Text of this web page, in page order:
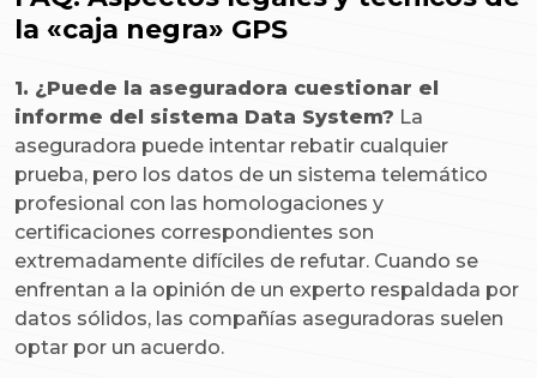
la «caja negra» GPS
1. ¿Puede la aseguradora cuestionar el
informe del sistema Data System? La
aseguradora puede intentar rebatir cualquier
prueba, pero los datos de un sistema telemático
profesional con las homologaciones y
certificaciones correspondientes son
extremadamente difíciles de refutar. Cuando se
enfrentan a la opinión de un experto respaldada por
datos sólidos, las compañías aseguradoras suelen
optar por un acuerdo.